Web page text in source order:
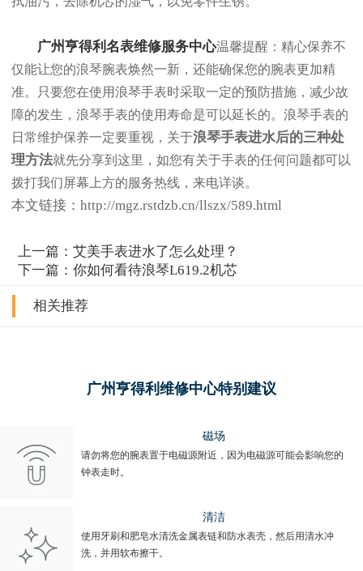
广州亨得利名表维修服务中心温馨提醒：精心保养不
仅能让您的浪琴腕表焕然一新，还能确保您的腕表更加精
准。只要您在使用浪琴手表时采取一定的预防措施，减少故
障的发生，浪琴手表的使用寿命是可以延长的。浪琴手表的
日常维护保养一定要重视，关于浪琴手表进水后的三种处
理方法就先分享到这里，如您有关于手表的任何问题都可以
拨打我们屏幕上方的服务热线，来电详谈。
本文链接：http://mgz.rstdzb.cn/llszx/589.html
上一篇：艾美手表进水了怎么处理？
下一篇：你如何看待浪琴L619.2机芯
相关推荐
广州亨得利维修中心特别建议
磁场
请勿将您的腕表置于电磁源附近，因为电磁源可能会影响您的
钟表走时。
清洁
使用牙刷和肥皂水清洗金属表链和防水表壳，然后用清水冲
洗，并用软布擦干。